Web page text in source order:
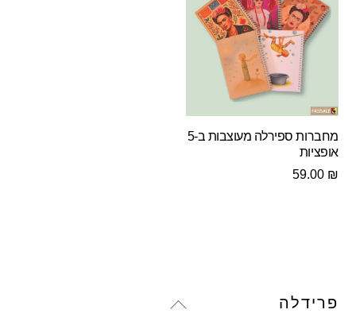
מחברות ספירלה מעוצבות ב-5
אופציות
59.00 ₪
Back
פרידלה